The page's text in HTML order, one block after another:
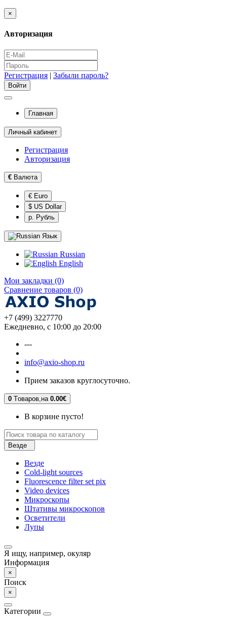
×
Авторизация
Регистрация | Забыли пароль?
Главная
Личный кабинет
Регистрация
Авторизация
€ Валюта
€ Euro
$ US Dollar
р. Рубль
Язык
Russian
English
Мои закладки (0)
Сравнение товаров (0)
+7 (499) 3227770
Ежедневно, с 10:00 до 20:00
---
info@axio-shop.ru
Прием заказов круглосуточно.
0 Tоваров, на 0.00€
В корзине пусто!
Везде
Везде
Cold-light sources
Fluorescence filter set pix
Video devices
Микроскопы
Штативы микроскопов
Осветители
Лупы
Я ищу, например, окуляр
Информация
×
Поиск
×
Категории